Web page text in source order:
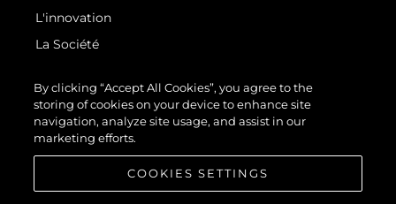
L'innovation
La Société
Style De Vie
Notre Héritage
Estimez Votre Bateau
By clicking “Accept All Cookies”, you agree to the
storing of cookies on your device to enhance site
navigation, analyze site usage, and assist in our
marketing efforts.
COOKIES SETTINGS